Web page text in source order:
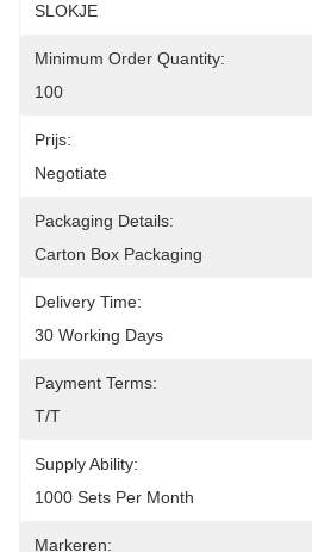
SLOKJE
Minimum Order Quantity:
100
Prijs:
Negotiate
Packaging Details:
Carton Box Packaging
Delivery Time:
30 Working Days
Payment Terms:
T/T
Supply Ability:
1000 Sets Per Month
Markeren: